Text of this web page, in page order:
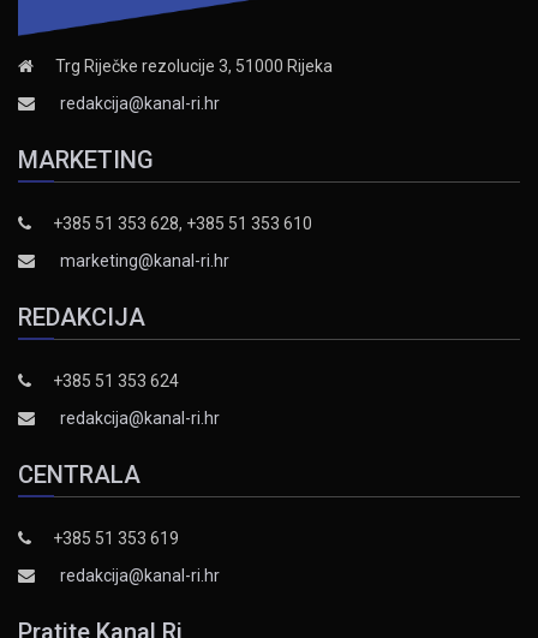
Trg Riječke rezolucije 3, 51000 Rijeka
redakcija@kanal-ri.hr
MARKETING
+385 51 353 628, +385 51 353 610
marketing@kanal-ri.hr
REDAKCIJA
+385 51 353 624
redakcija@kanal-ri.hr
CENTRALA
+385 51 353 619
redakcija@kanal-ri.hr
Pratite Kanal Ri